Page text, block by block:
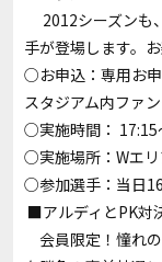
2012シーズンも
手が登場します。
○お申込： 専用お
スタジアム内ファ
○実施時間： 17:15
○実施場所：Wエ
○参加選手：当日
■アルディとPK対
会員限定！憧れ